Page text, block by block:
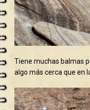
Tiene muchas balmas
algo más cerca que en